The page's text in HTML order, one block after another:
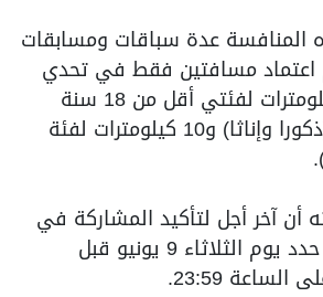
المنافسة عدة سباقات ومسابقات
اعتماد مسافتين فقط في تحدي
المشي وهما 5 كيلومترات لفئتي أقل من 18 سنة
وأقل من 20 سنة (ذكورا وإناثا) و10 كيلومترات لفئة
أن آخر أجل لتأكيد المشاركة في
هاتين المنافستين حدد يوم الثلاثاء 9 يونيو قبل
23:59.